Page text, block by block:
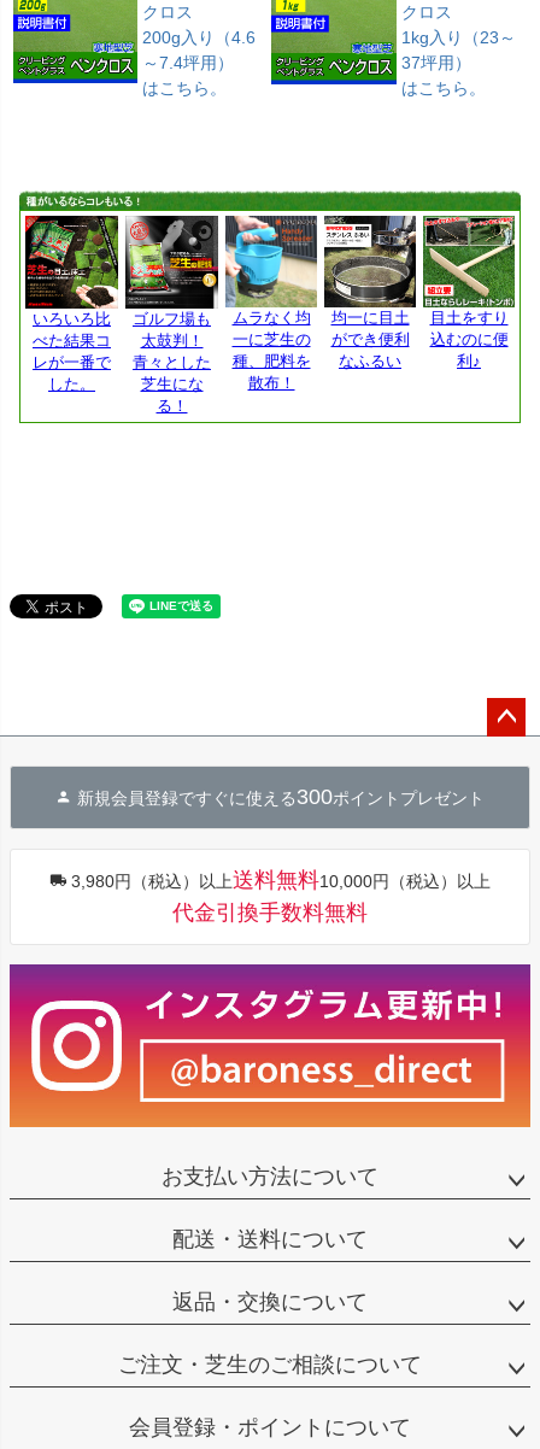
クロス
200g入り（4.6
～7.4坪用）
はこちら。
クロス
1kg入り（23～
37坪用）
はこちら。
へ
新規会員登録ですぐに使える300ポイントプレゼント
3,980円（税込）以上送料無料10,000円（税込）以上
代金引換手数料無料
お支払い方法について
配送・送料について
返品・交換について
ご注文・芝生のご相談について
会員登録・ポイントについて